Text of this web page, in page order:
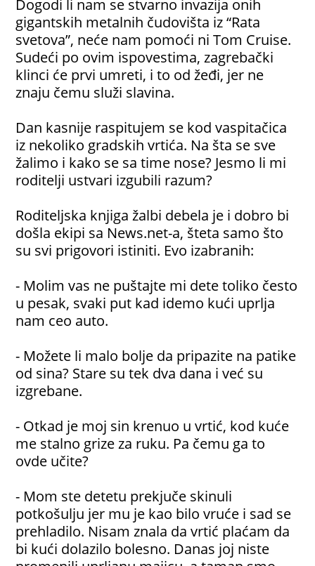
Dogodi li nam se stvarno invazija onih
gigantskih metalnih čudovišta iz “Rata
svetova”, neće nam pomoći ni Tom Cruise.
Sudeći po ovim ispovestima, zagrebački
klinci će prvi umreti, i to od žeđi, jer ne
znaju čemu služi slavina.
Dan kasnije raspitujem se kod vaspitačica
iz nekoliko gradskih vrtića. Na šta se sve
žalimo i kako se sa time nose? Jesmo li mi
roditelji ustvari izgubili razum?
Roditeljska knjiga žalbi debela je i dobro bi
došla ekipi sa News.net-a, šteta samo što
su svi prigovori istiniti. Evo izabranih:
- Molim vas ne puštajte mi dete toliko često
u pesak, svaki put kad idemo kući uprlja
nam ceo auto.
- Možete li malo bolje da pripazite na patike
od sina? Stare su tek dva dana i već su
izgrebane.
- Otkad je moj sin krenuo u vrtić, kod kuće
me stalno grize za ruku. Pa čemu ga to
ovde učite?
- Mom ste detetu prekjuče skinuli
potkošulju jer mu je kao bilo vruće i sad se
prehladilo. Nisam znala da vrtić plaćam da
bi kući dolazilo bolesno. Danas joj niste